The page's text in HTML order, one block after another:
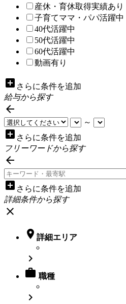
産休・育休取得実績あり
子育てママ・パパ活躍中
40代活躍中
50代活躍中
60代活躍中
動画有り
add_box さらに条件を追加
給与から探す

～
add_box さらに条件を追加
フリーワードから探す

add_box さらに条件を追加
詳細条件から探す
close
 詳細エリア

 職種
